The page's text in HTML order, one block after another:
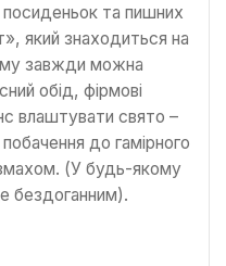
та пишних
який знаходиться на
завжди можна
обід, фірмові
влаштувати свято –
до гамірного
(У будь-якому
бездоганним).